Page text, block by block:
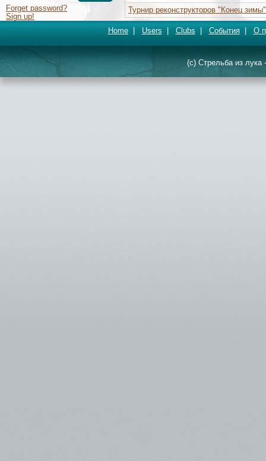
Forget password?
Sign up!
Турнир реконструкторов "Конец
Home| Users Clubs События| О
(c) Стрельба из лука